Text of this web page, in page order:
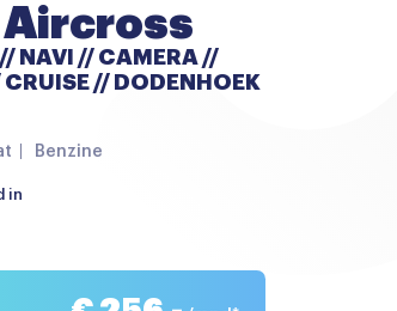
NAVI // CAMERA //
// DODENHOEK
Benzine
in